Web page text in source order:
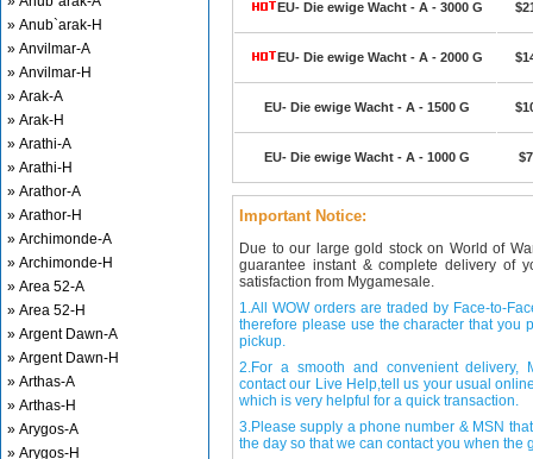
» Anub`arak-H
» Anvilmar-A
» Anvilmar-H
» Arak-A
» Arak-H
» Arathi-A
» Arathi-H
» Arathor-A
» Arathor-H
» Archimonde-A
» Archimonde-H
» Area 52-A
» Area 52-H
» Argent Dawn-A
» Argent Dawn-H
» Arthas-A
» Arthas-H
» Arygos-A
» Arygos-H
EU- Die ewige Wacht - A - 3000 G
EU- Die ewige Wacht - A - 2000 G
EU- Die ewige Wacht - A - 1500 G
EU- Die ewige Wacht - A - 1000 G
Important Notice:
Due to our large gold stock on World of
guarantee instant & complete delivery of
satisfaction from Mygamesale.
1.All WOW orders are traded by Face-to-
therefore please use the character that you
pickup.
2.For a smooth and convenient delivery,
contact our Live Help,tell us your usual
which is very helpful for a quick transaction.
3.Please supply a phone number & MSN
the day so that we can contact you when the